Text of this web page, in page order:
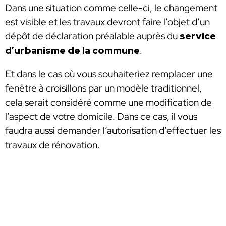
Dans une situation comme celle-ci, le changement
est visible et les travaux devront faire l’objet d’un
dépôt de déclaration préalable auprès du service
d’urbanisme de la commune.
Et dans le cas où vous souhaiteriez remplacer une
fenêtre à croisillons par un modèle traditionnel,
cela serait considéré comme une modification de
l’aspect de votre domicile. Dans ce cas, il vous
faudra aussi demander l’autorisation d’effectuer les
travaux de rénovation.